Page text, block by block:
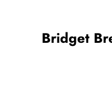
Bridget